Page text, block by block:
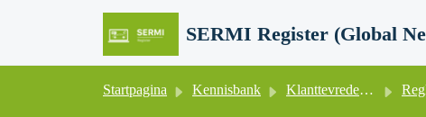
Startpagina Kennisbank Klanttevredenheid & -feedback, klachten, bezwaren